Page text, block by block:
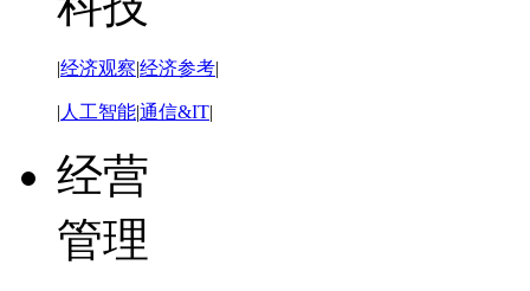
|经济观察|经济参考|
| 人工智能|通信&IT|
经营
管理